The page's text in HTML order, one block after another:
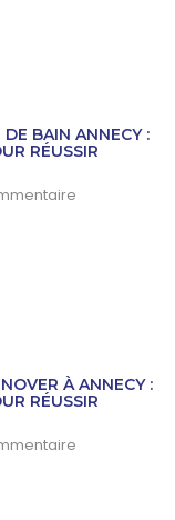
BAIN ANNECY :
RÉUSSIR
À ANNECY :
RÉUSSIR